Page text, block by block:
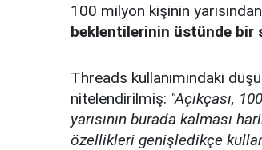
100 milyon kişinin
beklentilerinin üstünde bir
Threads kullanımındaki
nitelendirilmiş: "Açıkçası,
yarısının burada kalması
özellikleri genişledikçe